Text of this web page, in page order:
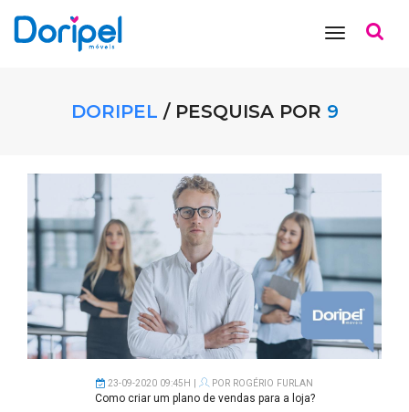
toggle
DORIPEL / PESQUISA POR 9
23-09-2020 09:45H | POR ROGÉRIO FURLAN
Como criar um plano de vendas para a loja?